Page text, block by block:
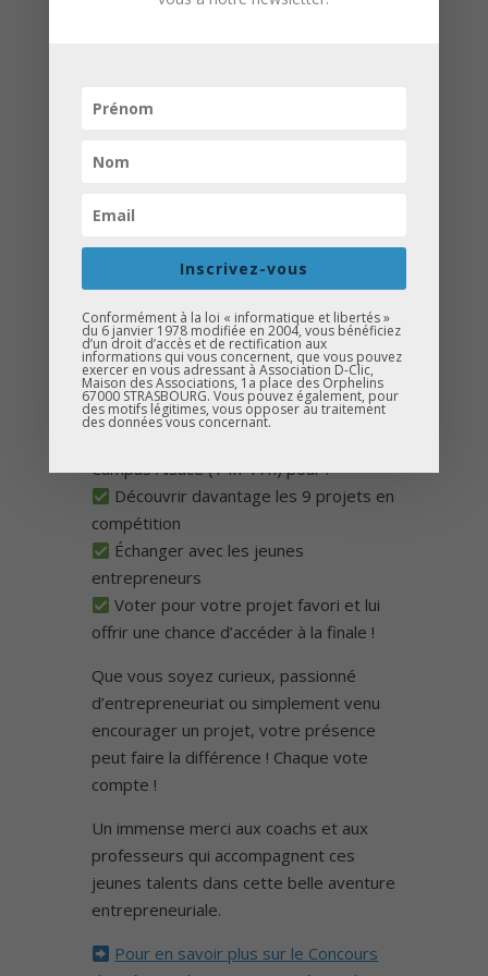
Présentation des projets – 11e
finalistes devront défendre leur projet
aussi devant vous !
Deux voies d’accès à la grande finale du
Convaincre le jury : 3 projets seront
sélectionnés après une évaluation
rigoureuse.
Séduire le public : Un vote ouvert à
tous permettra à une équipe
supplémentaire d’accéder à la finale ! ️
Campus Alsace (14h-17h) pour :
Découvrir davantage les 9 projets en
compétition
Échanger avec les jeunes
entrepreneurs
Voter pour votre projet favori et lui
offrir une chance d’accéder à la finale ! ️
Que vous soyez curieux, passionné
d’entrepreneuriat ou simplement venu
encourager un projet, votre présence
peut faire la différence ! Chaque vote
compte !
Un immense merci aux coachs et aux
professeurs qui accompagnent ces
jeunes talents dans cette belle aventure
entrepreneuriale.
Pour en savoir plus sur le Concours
Inscrivez-vous
Conformément à la loi « informatique et libertés »
du 6 janvier 1978 modifiée en 2004, vous bénéficiez
d’un droit d’accès et de rectification aux
informations qui vous concernent, que vous pouvez
exercer en vous adressant à Association D-Clic,
Maison des Associations, 1a place des Orphelins
67000 STRASBOURG. Vous pouvez également, pour
des motifs légitimes, vous opposer au traitement
des données vous concernant.